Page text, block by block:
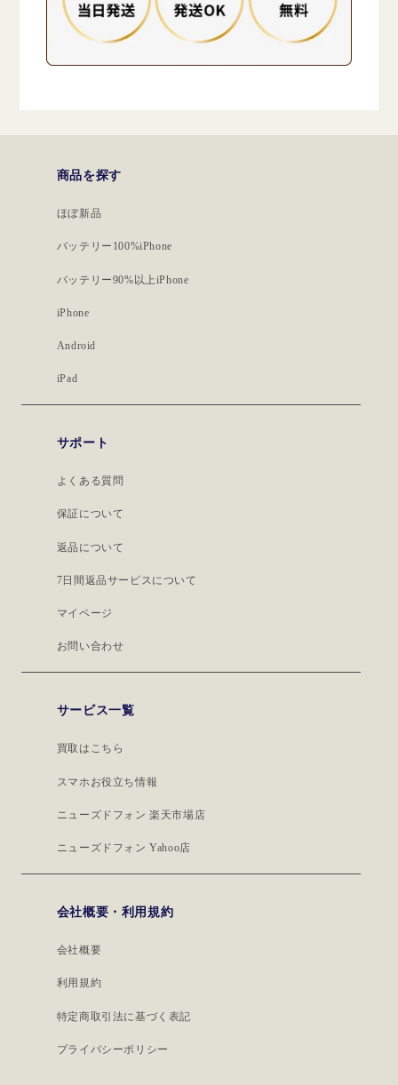
商品を探す
ほぼ新品
バッテリー100%iPhone
バッテリー90%以上iPhone
iPhone
Android
iPad
サポート
よくある質問
保証について
返品について
7日間返品サービスについて
マイページ
お問い合わせ
サービス一覧
買取はこちら
スマホお役立ち情報
ニューズドフォン 楽天市場店
ニューズドフォン Yahoo店
会社概要・利用規約
会社概要
利用規約
特定商取引法に基づく表記
プライバシーポリシー